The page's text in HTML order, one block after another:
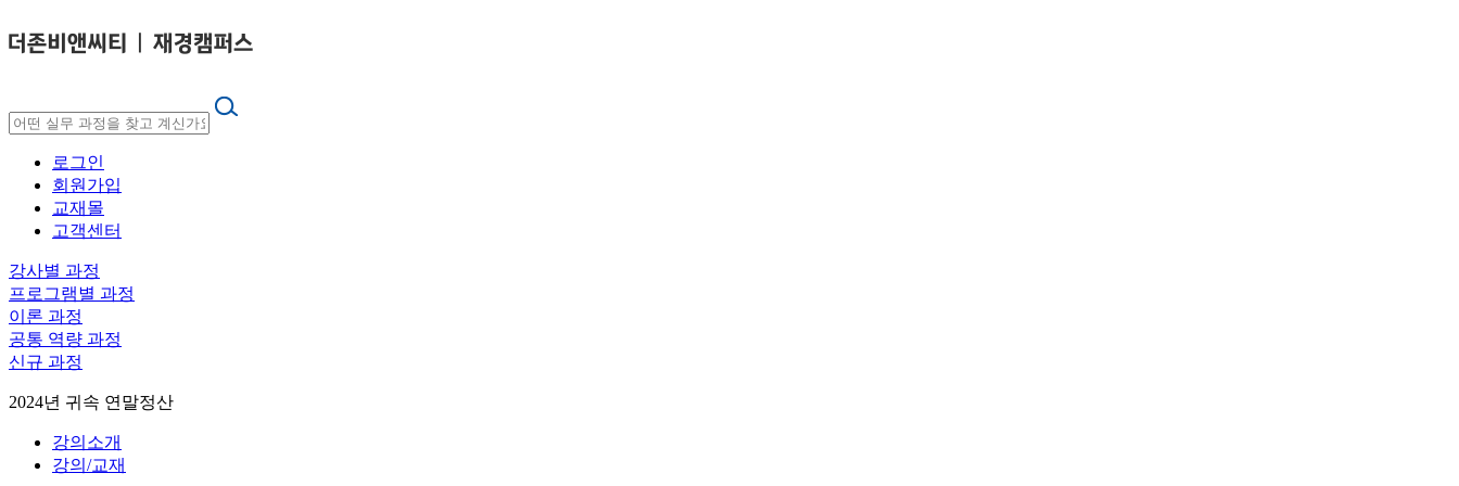
로그인
회원가입
교재몰
고객센터
강사별 과정
프로그램별 과정
이론 과정
공통 역량 과정
신규 과정
2024년 귀속 연말정산
강의소개
강의/교재